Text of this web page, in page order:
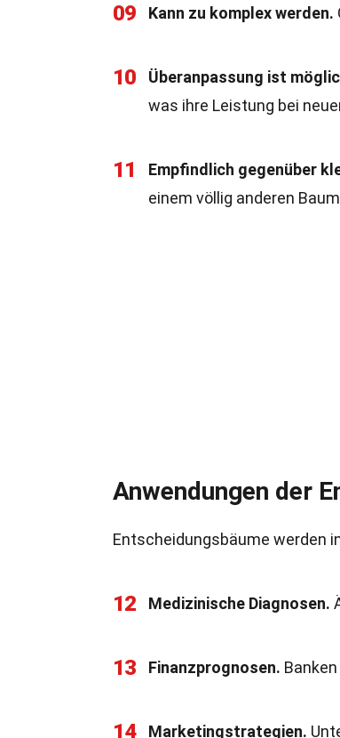
09 Kann zu komplex werden.
10 Überanpassung ist
was ihre Leistung bei
11 Empfindlich gegenüber
einem völlig anderen
Anwendungen der
Entscheidungsbäume werden
12 Medizinische Diagnosen.
13 Finanzprognosen.
14 Marketingstrategien.